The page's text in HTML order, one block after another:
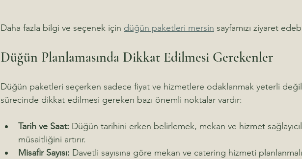
Daha fazla bilgi ve seçenek için düğün paketleri mersin sayfamızı ziyaret
Düğün Planlamasında Dikkat Edilmesi Gerekenler
Düğün paketleri seçerken sadece fiyat ve hizmetlere odaklanmak yeterli
sürecinde dikkat edilmesi gereken bazı önemli noktalar vardır:
Tarih ve Saat: Düğün tarihini erken belirlemek, mekan ve hizmet
müsaitliğini artırır.
Misafir Sayısı: Davetli sayısına göre mekan ve catering hizmeti